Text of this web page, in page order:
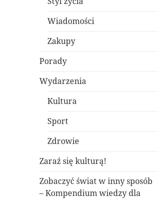
Wiadomości
Zakupy
Porady
Wydarzenia
Kultura
Sport
Zdrowie
Zaraź się kulturą!
Zobaczyć świat w inny sposób
– Kompendium wiedzy dla